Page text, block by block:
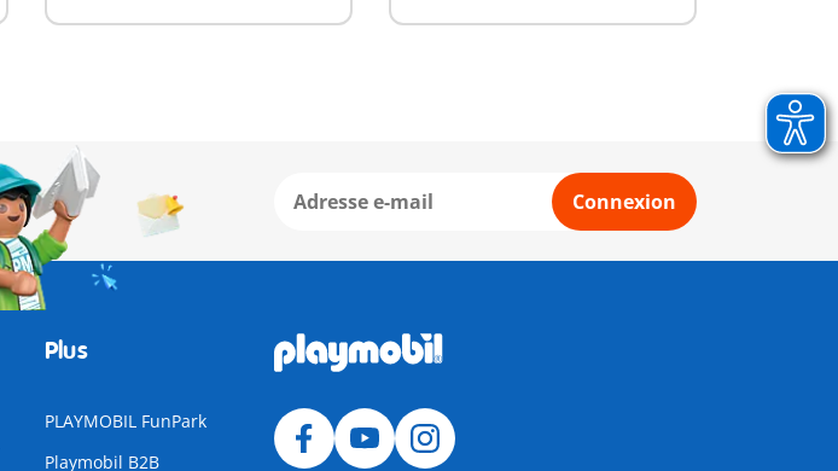
Connexion
Plus
PLAYMOBIL FunPark
Playmobil B2B